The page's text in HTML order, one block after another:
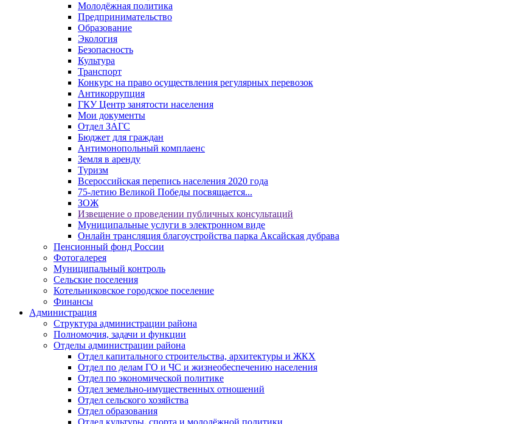
Молодёжная политика
Предпринимательство
Образование
Экология
Безопасность
Культура
Транспорт
Конкурс на право осуществления регулярных перевозок
Антикоррупция
ГКУ Центр занятости населения
Мои документы
Отдел ЗАГС
Бюджет для граждан
Антимонопольный комплаенс
Земля в аренду
Туризм
Всероссийская перепись населения 2020 года
75-летию Великой Победы посвящается...
ЗОЖ
Извещение о проведении публичных консультаций
Муниципальные услуги в электронном виде
Онлайн трансляция благоустройства парка Аксайская дубрава
Пенсионный фонд России
Фотогалерея
Муниципальный контроль
Сельские поселения
Котельниковское городское поселение
Финансы
Администрация
Структура администрации района
Полномочия, задачи и функции
Отделы администрации района
Отдел капитального строительства, архитектуры и ЖКХ
Отдел по делам ГО и ЧС и жизнеобеспечению населения
Отдел по экономической политике
Отдел земельно-имущественных отношений
Отдел сельского хозяйства
Отдел образования
Отдел культуры, спорта и молодёжной политики